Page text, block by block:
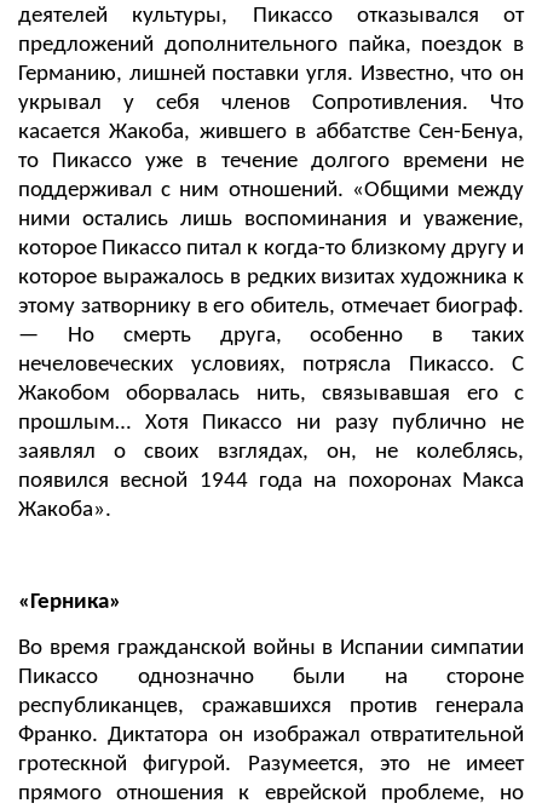
деятелей культуры, Пикассо отказывался от
предложений дополнительного пайка, поездок в
Германию, лишней поставки угля. Известно, что он
укрывал у себя членов Сопротивления. Что
касается Жакоба, жившего в аббатстве Сен-Бенуа,
то Пикассо уже в течение долгого времени не
поддерживал с ним отношений. «Общими между
ними остались лишь воспоминания и уважение,
которое Пикассо питал к когда-то близкому другу и
которое выражалось в редких визитах художника к
этому затворнику в его обитель, отмечает биограф.
— Но смерть друга, особенно в таких
нечеловеческих условиях, потрясла Пикассо. С
Жакобом оборвалась нить, связывавшая его с
прошлым… Хотя Пикассо ни разу публично не
заявлял о своих взглядах, он, не колеблясь,
появился весной 1944 года на похоронах Макса
Жакоба».
«Герника»
Во время гражданской войны в Испании симпатии
Пикассо однозначно были на стороне
республиканцев, сражавшихся против генерала
Франко. Диктатора он изображал отвратительной
гротескной фигурой. Разумеется, это не имеет
прямого отношения к еврейской проблеме, но